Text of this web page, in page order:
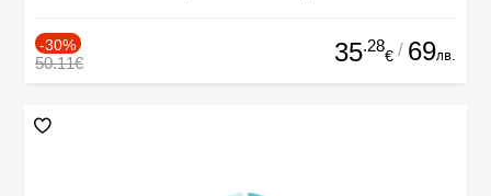
-30%
50.11€ 35.28
€ / 69лв.